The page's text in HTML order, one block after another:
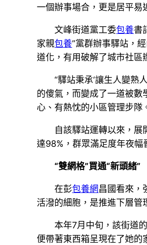
一個辦事場合，更是居平易
文峰街道黨工委包養書
家親包養”黨群辦事驛站，
道化，有用破解了城市社區
“驛站秉承‘讓生人變熟
的傻氣，而變成了一道被數
心、有熱忱的小區管理步隊
自該驛站運轉以來，
達98%，群眾滿足度年夜幅
“雙網格”買通“新頭緒”
在彭包養網昌國看來，
活潑的細胞，是推進下層管
本年7月中旬，該街道
便帶著東西箱呈現在了她的